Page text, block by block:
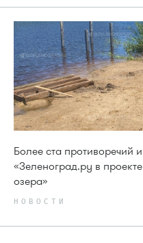
Более ста
«Зеленоград.ру в
озера»
НОВОСТИ